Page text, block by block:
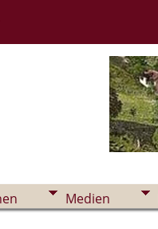
Medien